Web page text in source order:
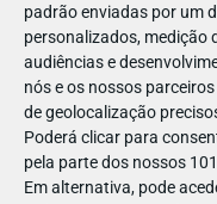
padrão enviadas por um
personalizados, medição
audiências e
nós e os nossos
de geolocalização
Poderá clicar para
pela parte dos nossos
Em alternativa, pode